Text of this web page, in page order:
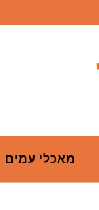
מאכלי עמים